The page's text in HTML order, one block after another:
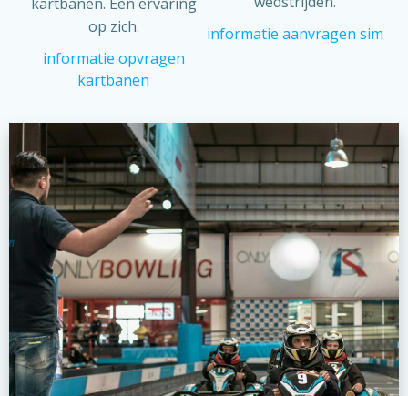
op zich.
informatie opvragen
kartbanen
informatie aanvragen sim